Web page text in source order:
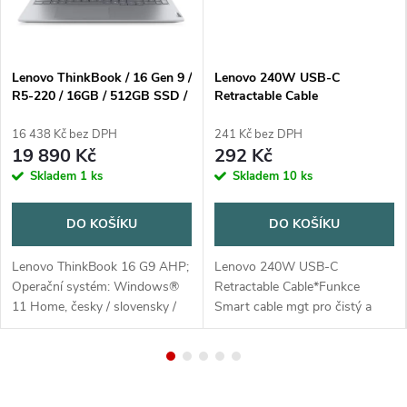
s
o
r
t
m
e
99%sRGB/antiglare/1300:1/od
Lenovo ThinkBook / 16 Gen 9 /
R5-220 / 16GB / 512GB SSD /
Win11 Home / šedá
16 438 Kč bez DPH
19 890 Kč
Skladem 1 ks
DO KOŠÍKU
Lenovo ThinkBook 16 G9 AHP;
Operační systém: Windows®
11 Home, česky / slovensky /
anglicky Procesor: AMD Ryzen
6MB L2 / 16MB L3) Paměť:1x
Lenovo 240W USB-C
Retractable Cable
241 Kč bez DPH
292 Kč
Skladem 10 ks
DO KOŠÍKU
Lenovo 240W USB-C
Retractable Cable*Funkce
Smart cable mgt pro čistý a
přenosný design*Podpora
rychlého nabíjení (včetně